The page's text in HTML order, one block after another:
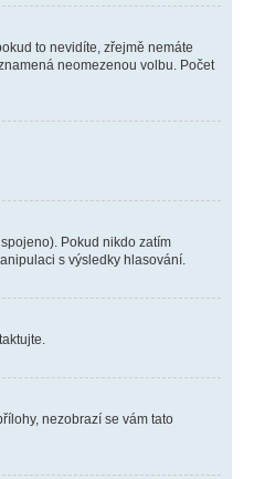
to nevidíte, zřejmě nemáte
neomezenou volbu. Počet
Pokud nikdo zatím
s výsledky hlasování.
nezobrazí se vám tato